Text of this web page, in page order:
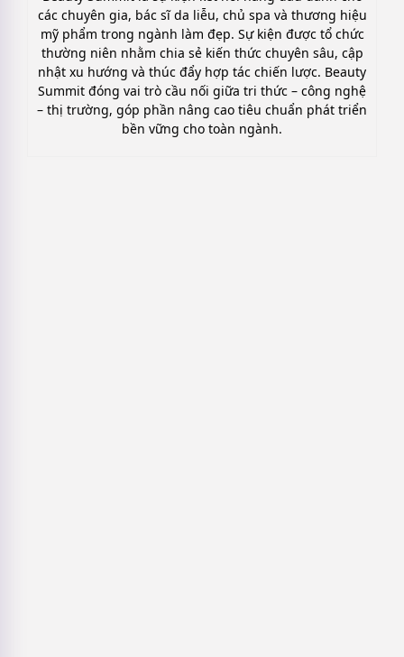
các chuyên gia, bác sĩ da liễu, chủ spa và thương hiệu
mỹ phẩm trong ngành làm đẹp. Sự kiện được tổ chức
thường niên nhằm chia sẻ kiến thức chuyên sâu, cập
nhật xu hướng và thúc đẩy hợp tác chiến lược. Beauty
Summit đóng vai trò cầu nối giữa tri thức – công nghệ
– thị trường, góp phần nâng cao tiêu chuẩn phát triển
bền vững cho toàn ngành.